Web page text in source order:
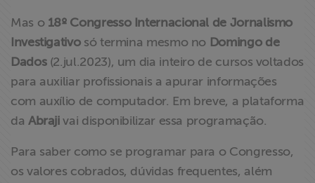
Mas o 18º Congresso Internacional de Jornalismo
Investigativo só termina mesmo no Domingo de
Dados (2.jul.2023), um dia inteiro de cursos voltados
para auxiliar profissionais a apurar informações
com auxílio de computador. Em breve, a plataforma
da Abrajivai disponibilizar essa programação.
Para saber como se programar para o Congresso,
os valores cobrados, dúvidas frequentes, além